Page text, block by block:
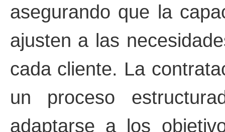
asegurando que la
ajusten a las
cada cliente. La
un proceso
adaptarse a los